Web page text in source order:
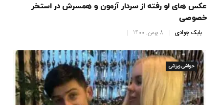
عکس های لو رفته از سردار آزمون و همسرش در استخر
خصوصی
بابک جوادی 8 بهمن, 1400
حواشی ورزشی